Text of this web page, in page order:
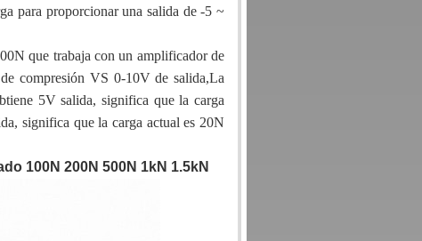
para proporcionar una salida de -5 ~
que trabaja con un amplificador de
compresión VS 0-10V de salida,La
5V salida, significa que la carga
significa que la carga actual es 20N
100N 200N 500N 1kN 1.5kN